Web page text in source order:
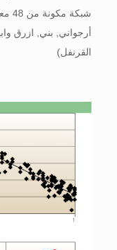
أرجواني, بني, ازرق
القرنفل)